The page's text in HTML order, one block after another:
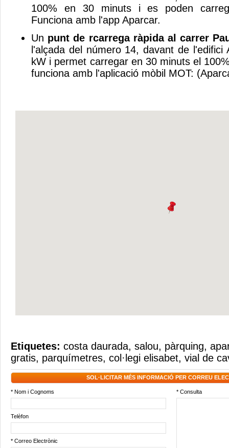
100% en 30 minuts i es poden
Funciona amb l'app Aparcar.
Un punt de rcarrega ràpida al carrer
l'alçada del número 14, davant de l'edifici
kW i permet carregar en 30 minuts el
funciona amb l'aplicació mòbil MOT:
Etiquetes: costa daurada, salou, pàrquing,
gratis, parquímetres, col·legi elisabet, vial de
SOL·LICITAR MÉS INFORMACIÓ PER CORREU
* Nom i Cognoms * Consulta
Telèfon
* Correo Electrònic